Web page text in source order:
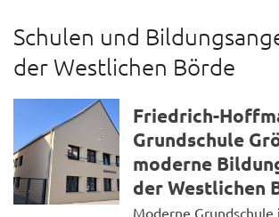
Schulen und
der Westlichen Börde
Friedrich-
Grundschule
moderne
der Westlichen
Moderne Grundschule